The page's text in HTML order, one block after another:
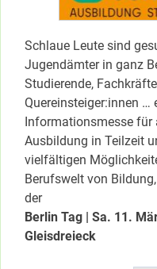
Schlaue Leute sind
Jugendämter in ganz
Studierende,
Quereinsteiger:innen …
Informationsmesse für
Ausbildung in Teilzeit
vielfältigen
Berufswelt von
der
Berlin Tag | Sa. 11.
Gleisdreieck